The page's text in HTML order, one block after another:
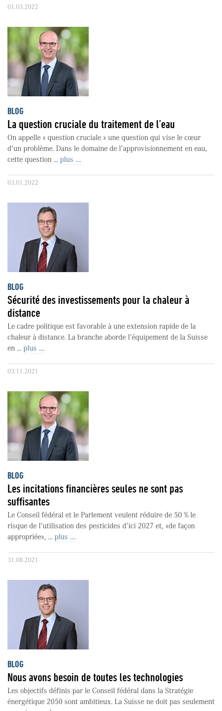
01.03.2022
BLOG
La question cruciale du traitement de l’eau
On appelle « question cruciale » une question qui vise le cœur
d’un problème. Dans le domaine de l’approvisionnement en eau,
cette question ... plus ....
03.01.2022
BLOG
Sécurité des investissements pour la chaleur à
distance
Le cadre politique est favorable à une extension rapide de la
chaleur à distance. La branche aborde l’équipement de la Suisse
en ... plus ....
03.11.2021
BLOG
Les incitations financières seules ne sont pas
suffisantes
Le Conseil fédéral et le Parlement veulent réduire de 50 % le
risque de l’utilisation des pesticides d’ici 2027 et, «de façon
appropriée», ... plus ....
31.08.2021
BLOG
Nous avons besoin de toutes les technologies
Les objectifs définis par le Conseil fédéral dans la Stratégie
énergétique 2050 sont ambitieux. La Suisse ne doit pas seulement